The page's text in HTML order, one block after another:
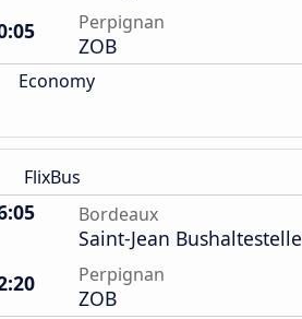
Perpignan
ZOB
Economy
FlixBus
Bordeaux
Saint-Jean Bushaltestelle
Perpignan
ZOB